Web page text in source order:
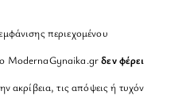
περιεχομένου
ModernaGynaika.grδεν φέρει
ακρίβεια, τις απόψεις ή τυχόν